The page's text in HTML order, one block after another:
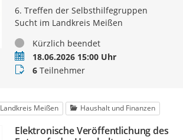
6. Treffen der Selbsthilfegruppen
Sucht im Landkreis Meißen
StatusKürzlich beendet
Termin18.06.2026 15:00 Uhr
Teilnehmer
6Teilnehmer
Landkreis Meißen Haushalt und Finanzen
Elektronische Veröffentlichung des